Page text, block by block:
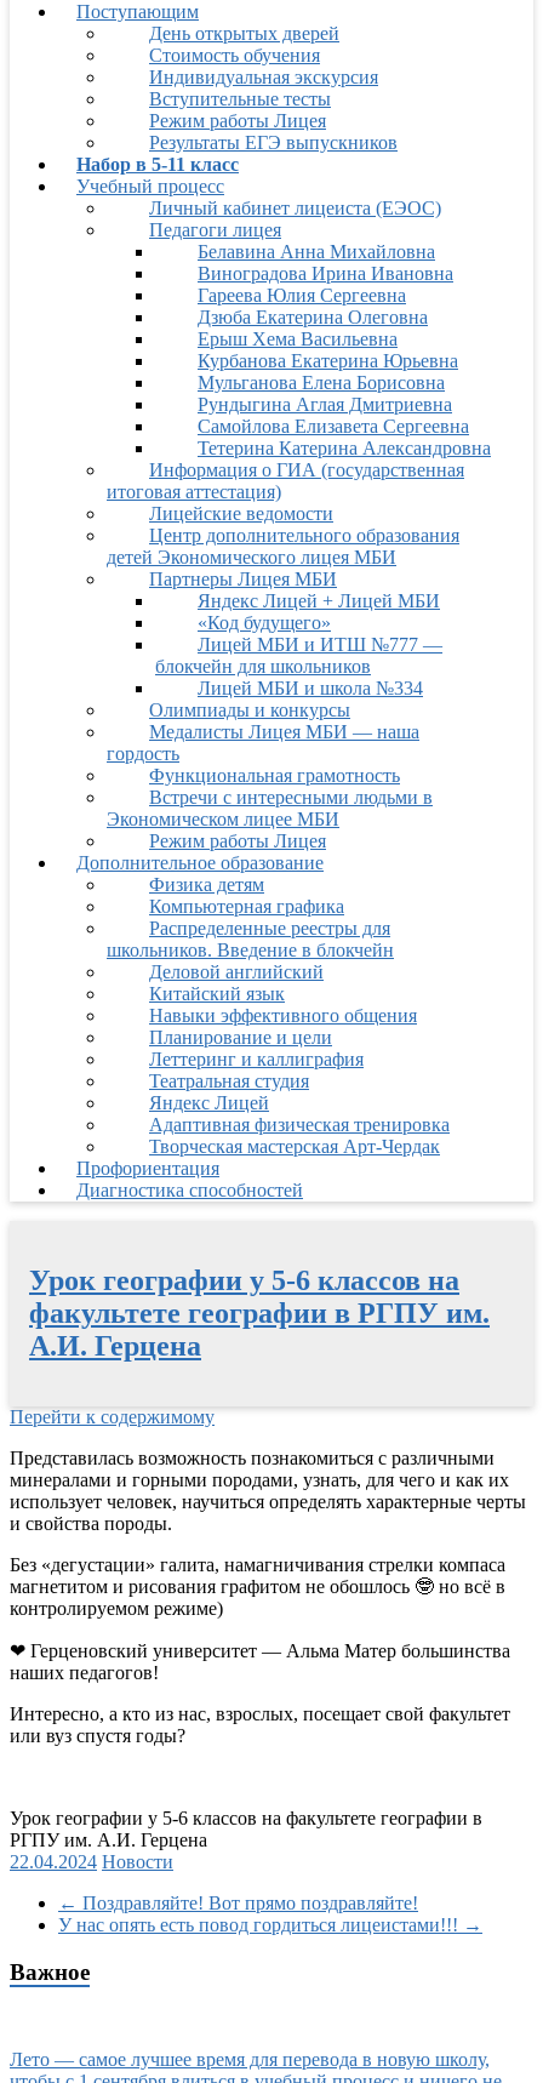
Поступающим
День открытых дверей
Стоимость обучения
Индивидуальная экскурсия
Вступительные тесты
Режим работы Лицея
Результаты ЕГЭ выпускников
Набор в 5-11 класс
Учебный процесс
Личный кабинет лицеиста (ЕЭОС)
Педагоги лицея
Белавина Анна Михайловна
Виноградова Ирина Ивановна
Гареева Юлия Сергеевна
Дзюба Екатерина Олеговна
Ерыш Хема Васильевна
Курбанова Екатерина Юрьевна
Мульганова Елена Борисовна
Рундыгина Аглая Дмитриевна
Самойлова Елизавета Сергеевна
Тетерина Катерина Александровна
Информация о ГИА (государственная
итоговая аттестация)
Лицейские ведомости
Центр дополнительного образования
детей Экономического лицея МБИ
Партнеры Лицея МБИ
Яндекс Лицей + Лицей МБИ
«Код будущего»
Лицей МБИ и ИТШ №777 —
блокчейн для школьников
Лицей МБИ и школа №334
Олимпиады и конкурсы
Медалисты Лицея МБИ — наша
гордость
Функциональная грамотность
Встречи с интересными людьми в
Экономическом лицее МБИ
Режим работы Лицея
Дополнительное образование
Физика детям
Компьютерная графика
Распределенные реестры для
школьников. Введение в блокчейн
Деловой английский
Китайский язык
Навыки эффективного общения
Планирование и цели
Леттеринг и каллиграфия
Театральная студия
Яндекс Лицей
Адаптивная физическая тренировка
Творческая мастерская Арт-Чердак
Профориентация
Диагностика способностей
Урок географии у 5-6 классов на
факультете географии в РГПУ им.
А.И. Герцена
Перейти к содержимому
Представилась возможность познакомиться с различными
минералами и горными породами, узнать, для чего и как их
использует человек, научиться определять характерные черты
и свойства породы.
Без «дегустации» галита, намагничивания стрелки компаса
магнетитом и рисования графитом не обошлось 🤓 но всё в
контролируемом режиме)
❤ Герценовский университет — Альма Матер большинства
наших педагогов!
Интересно, а кто из нас, взрослых, посещает свой факультет
или вуз спустя годы?
Урок географии у 5-6 классов на факультете географии в
РГПУ им. А.И. Герцена
22.04.2024 Новости
← Поздравляйте! Вот прямо поздравляйте!
У нас опять есть повод гордиться лицеистами!!! →
Важное
Лето — самое лучшее время для перевода в новую школу,